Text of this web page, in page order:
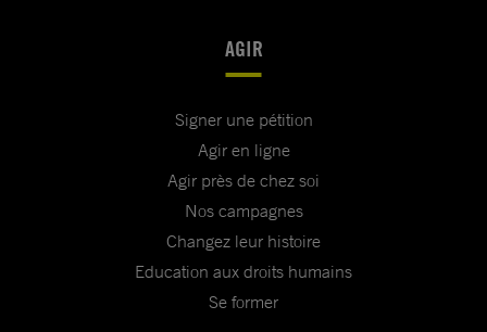
AGIR
Signer une pétition
Agir en ligne
Agir près de chez soi
Nos campagnes
Changez leur histoire
Education aux droits humains
Se former